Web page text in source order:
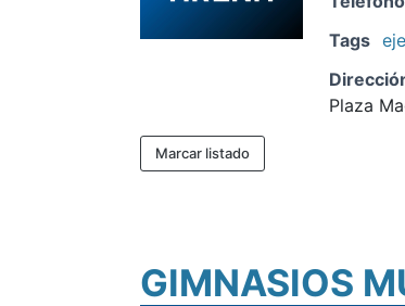
Tags
Plaza
Marcar listado
GIMNASIOS